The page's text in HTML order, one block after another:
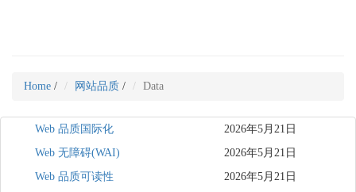
Home / 网站品质 / Data
Web 品质国际化
2026年5月21日
Web 无障碍(WAI)
2026年5月21日
Web 品质可读性
2026年5月21日